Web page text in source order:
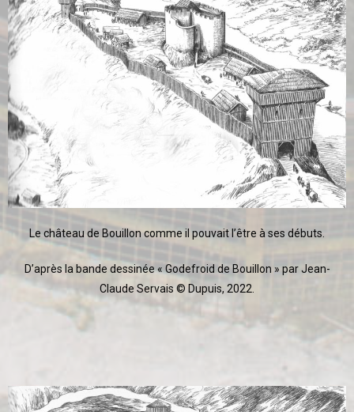
Le château de Bouillon comme il pouvait l’être à ses débuts.
D’après la bande dessinée « Godefroid de Bouillon » par Jean-
Claude Servais © Dupuis, 2022.